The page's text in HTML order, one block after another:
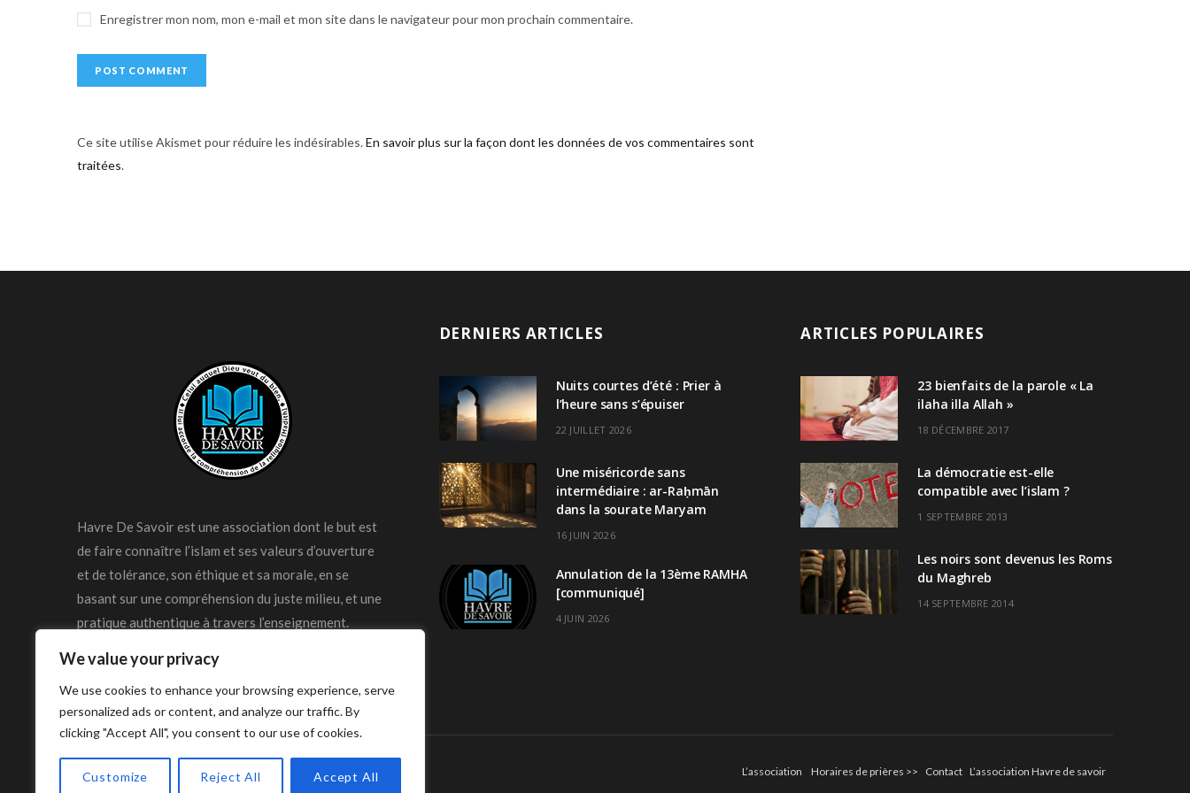
We value your privacy
We use cookies to enhance your browsing experience, serve
personalized ads or content, and analyze our traffic. By
clicking "Accept All", you consent to our use of cookies.
Customize Reject All Accept All
Enregistrer mon nom, mon e-mail et mon site dans le navigateur pour mon prochain commentaire.
:
Ce site utilise Akismet pour réduire les indésirables.En savoir plus sur la façon dont les données de vos commentaires sont
traitées.
Havre De Savoir est une association dont le but est
de faire connaître l’islam et ses valeurs d’ouverture
et de tolérance, son éthique et sa morale, en se
basant sur une compréhension du juste milieu, et une
pratique authentique à travers l’enseignement.
DERNIERS ARTICLES
Nuits courtes d’été : Prier à
l’heure sans s’épuiser
22 JUILLET 2026
Une miséricorde sans
intermédiaire : ar-Raḥmān
dans la sourate Maryam
16 JUIN 2026
Annulation de la 13ème RAMHA
[communiqué]
4 JUIN 2026
ARTICLES POPULAIRES
23 bienfaits de la parole « La
ilaha illa Allah »
18 DÉCEMBRE 2017
La démocratie est-elle
compatible avec l’islam ?
1 SEPTEMBRE 2013
Les noirs sont devenus les Roms
du Maghreb
14 SEPTEMBRE 2014
© Copyright Havre De Savoir 2024 L’association Horaires de prières >> Contact L’association Havre de savoir